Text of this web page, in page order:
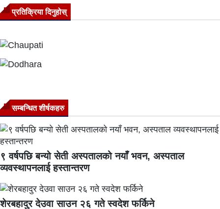
प्रतिक्रिया दिनुहोस्
सम्बन्धित शीर्षकहरु
९ वर्षपछि बन्यो सेती अस्पतालको नयाँ भवन, अस्पताल
व्यवस्थापनलाई हस्तान्तरण
शेरबहादुर देउवा साउन २६ गते स्वदेश फर्किने